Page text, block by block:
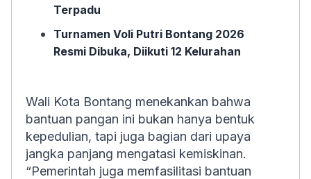
Terpadu
Turnamen Voli Putri Bontang 2026
Resmi Dibuka, Diikuti 12 Kelurahan
Wali Kota Bontang menekankan bahwa
bantuan pangan ini bukan hanya bentuk
kepedulian, tapi juga bagian dari upaya
jangka panjang mengatasi kemiskinan.
“Pemerintah juga memfasilitasi bantuan